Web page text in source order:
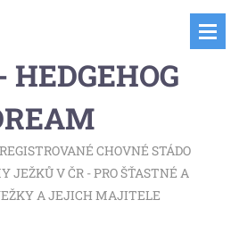
HEDGEHOG
CHOVNÉ STÁDO
JEŽKŮ V ČR - PRO ŠŤASTNÉ A
A JEJICH MAJITELE